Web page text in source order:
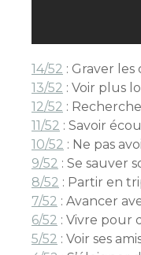
14/52 : Graver les
13/52 : Voir plus
12/52 :
11/52 : Savoir
10/52 : Ne pas
9/52 : Se sauver
8/52 : Partir en
7/52 : Avancer
6/52 : Vivre pour
5/52 : Voir ses